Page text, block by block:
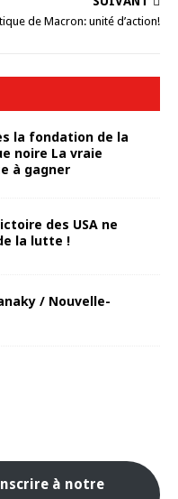
de Macron: unité d’action!
la fondation de la
noire La vraie
à gagner
des USA ne
la lutte !
/ Nouvelle-
à notre